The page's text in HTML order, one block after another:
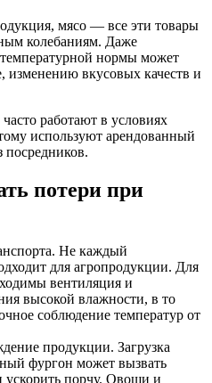
мясо — все эти товары
колебаниям. Даже
нормы может
изменению вкусовых качеств и
работают в условиях
используют арендованный
посредников.
потери при
Не каждый
для агропродукции. Для
вентиляция и
высокой влажности, в то
соблюдение температур от
продукции. Загрузка
фургон может вызвать
ускорить порчу. Овощи и